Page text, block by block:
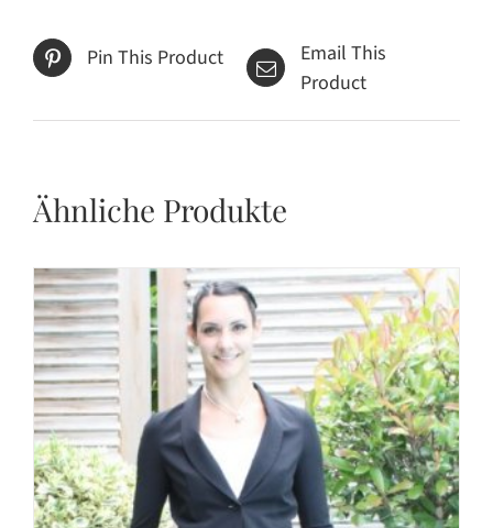
Pin This Product
Email This
Product
Ähnliche Produkte